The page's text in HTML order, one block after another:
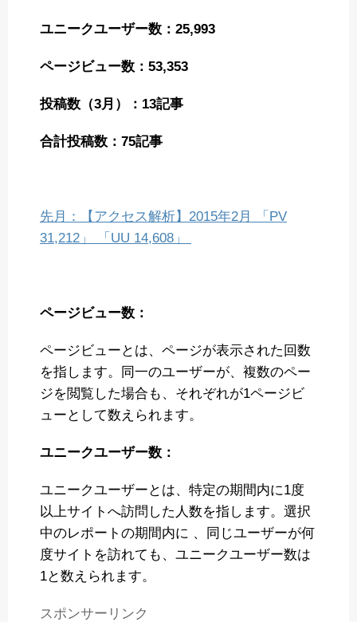
ユニークユーザー数：25,993
ページビュー数：53,353
投稿数（3月）：13記事
合計投稿数：75記事
先月：【アクセス解析】2015年2月 「PV
31,212」 「UU 14,608」
ページビュー数：
ページビューとは、ページが表示された回数
を指します。同一のユーザーが、複数のペー
ジを閲覧した場合も、それぞれが1ページビ
ューとして数えられます。
ユニークユーザー数：
ユニークユーザーとは、特定の期間内に1度
以上サイトへ訪問した人数を指します。選択
中のレポートの期間内に 、同じユーザーが何
度サイトを訪れても、ユニークユーザー数は
1と数えられます。
スポンサーリンク